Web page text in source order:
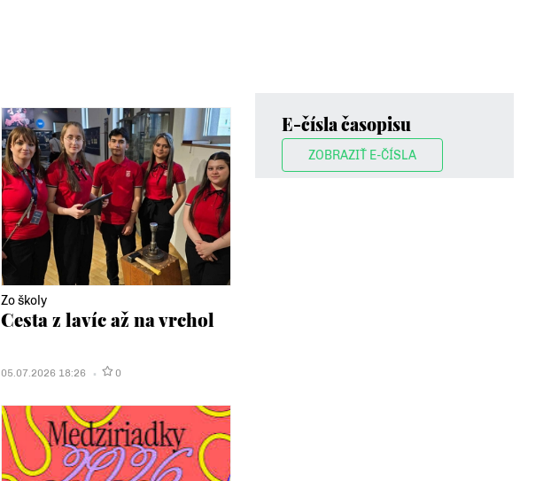
Zo školy
Cesta z lavíc až na vrchol
05.07.2026 18:26 0
E-čísla časopisu
ZOBRAZIŤ E-ČÍSLA